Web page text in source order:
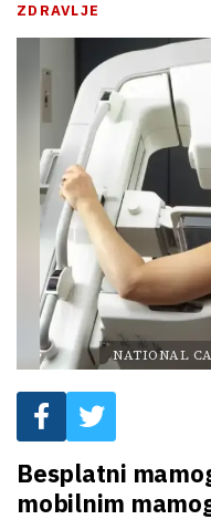
ZDRAVLJE
NATIONAL
Besplatni
mobilnim